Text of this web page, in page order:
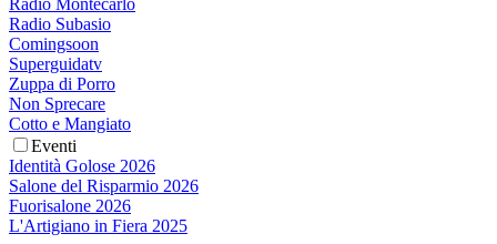
Radio Subasio
Comingsoon
Superguidatv
Zuppa di Porro
Non Sprecare
Cotto e Mangiato
Eventi
Identità Golose 2026
Salone del Risparmio 2026
Fuorisalone 2026
L'Artigiano in Fiera 2025